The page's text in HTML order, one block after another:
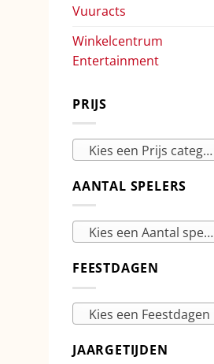
Vuuracts
Winkelcentrum
Entertainment
PRIJS
Kies een Prijs categorie
AANTAL SPELERS
Kies een Aantal spelers
FEESTDAGEN
Kies een Feestdagen
JAARGETIJDEN